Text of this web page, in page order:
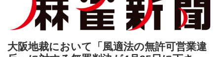
大阪地裁において「風適法の無許可営業違